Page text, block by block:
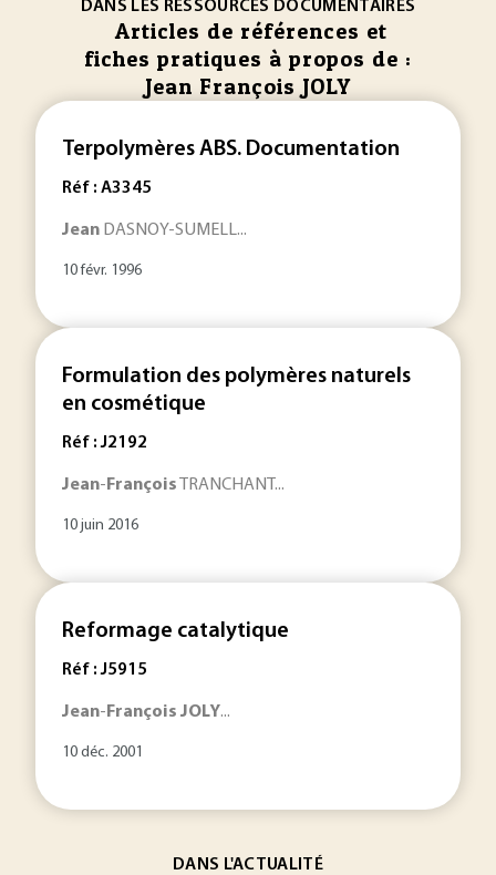
DANS LES RESSOURCES DOCUMENTAIRES
Articles de références et
fiches pratiques à propos de :
Jean François JOLY
Terpolymères ABS. Documentation
Réf : A3345
Jean DASNOY-SUMELL...
10 févr. 1996
Formulation des polymères naturels
en cosmétique
Réf : J2192
Jean- François TRANCHANT...
10 juin 2016
Reformage catalytique
Réf : J5915
Jean- François JOLY...
10 déc. 2001
DANS L'ACTUALITÉ